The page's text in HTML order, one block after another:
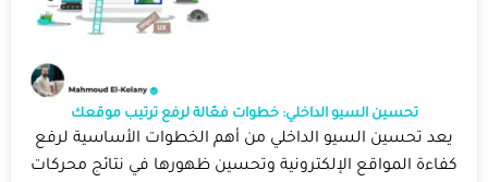
تحسين السيو الداخلي: خطوات فعّالة لرفع ترتيب موقعك
يعد تحسين السيو الداخلي من أهم الخطوات الأساسية لرفع
كفاءة المواقع الإلكترونية وتحسين ظهورها في نتائج محركات